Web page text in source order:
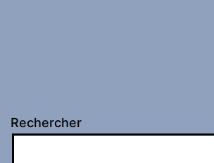
Rechercher